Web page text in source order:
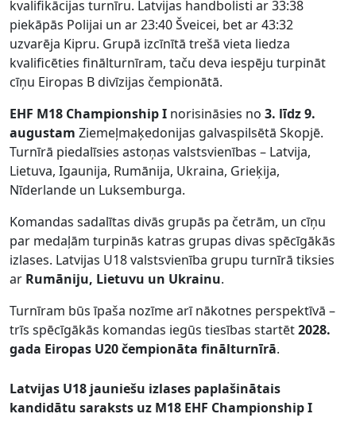
kvalifikācijas turnīru. Latvijas handbolisti ar 33:38
piekāpās Polijai un ar 23:40 Šveicei, bet ar 43:32
uzvarēja Kipru. Grupā izcīnītā trešā vieta liedza
kvalificēties finālturnīram, taču deva iespēju turpināt
cīņu Eiropas B divīzijas čempionātā.
EHF M18 Championship I norisināsies no 3. līdz 9.
augustam Ziemeļmaķedonijas galvaspilsētā Skopjē.
Turnīrā piedalīsies astoņas valstsvienības – Latvija,
Lietuva, Igaunija, Rumānija, Ukraina, Grieķija,
Nīderlande un Luksemburga.
Komandas sadalītas divās grupās pa četrām, un cīņu
par medaļām turpinās katras grupas divas spēcīgākās
izlases. Latvijas U18 valstsvienība grupu turnīrā tiksies
ar Rumāniju, Lietuvu un Ukrainu.
Turnīram būs īpaša nozīme arī nākotnes perspektīvā –
trīs spēcīgākās komandas iegūs tiesības startēt2028.
gada Eiropas U20 čempionāta finālturnīrā.
Latvijas U18 jauniešu izlases paplašinātais
kandidātu saraksts uz M18 EHF Championship I